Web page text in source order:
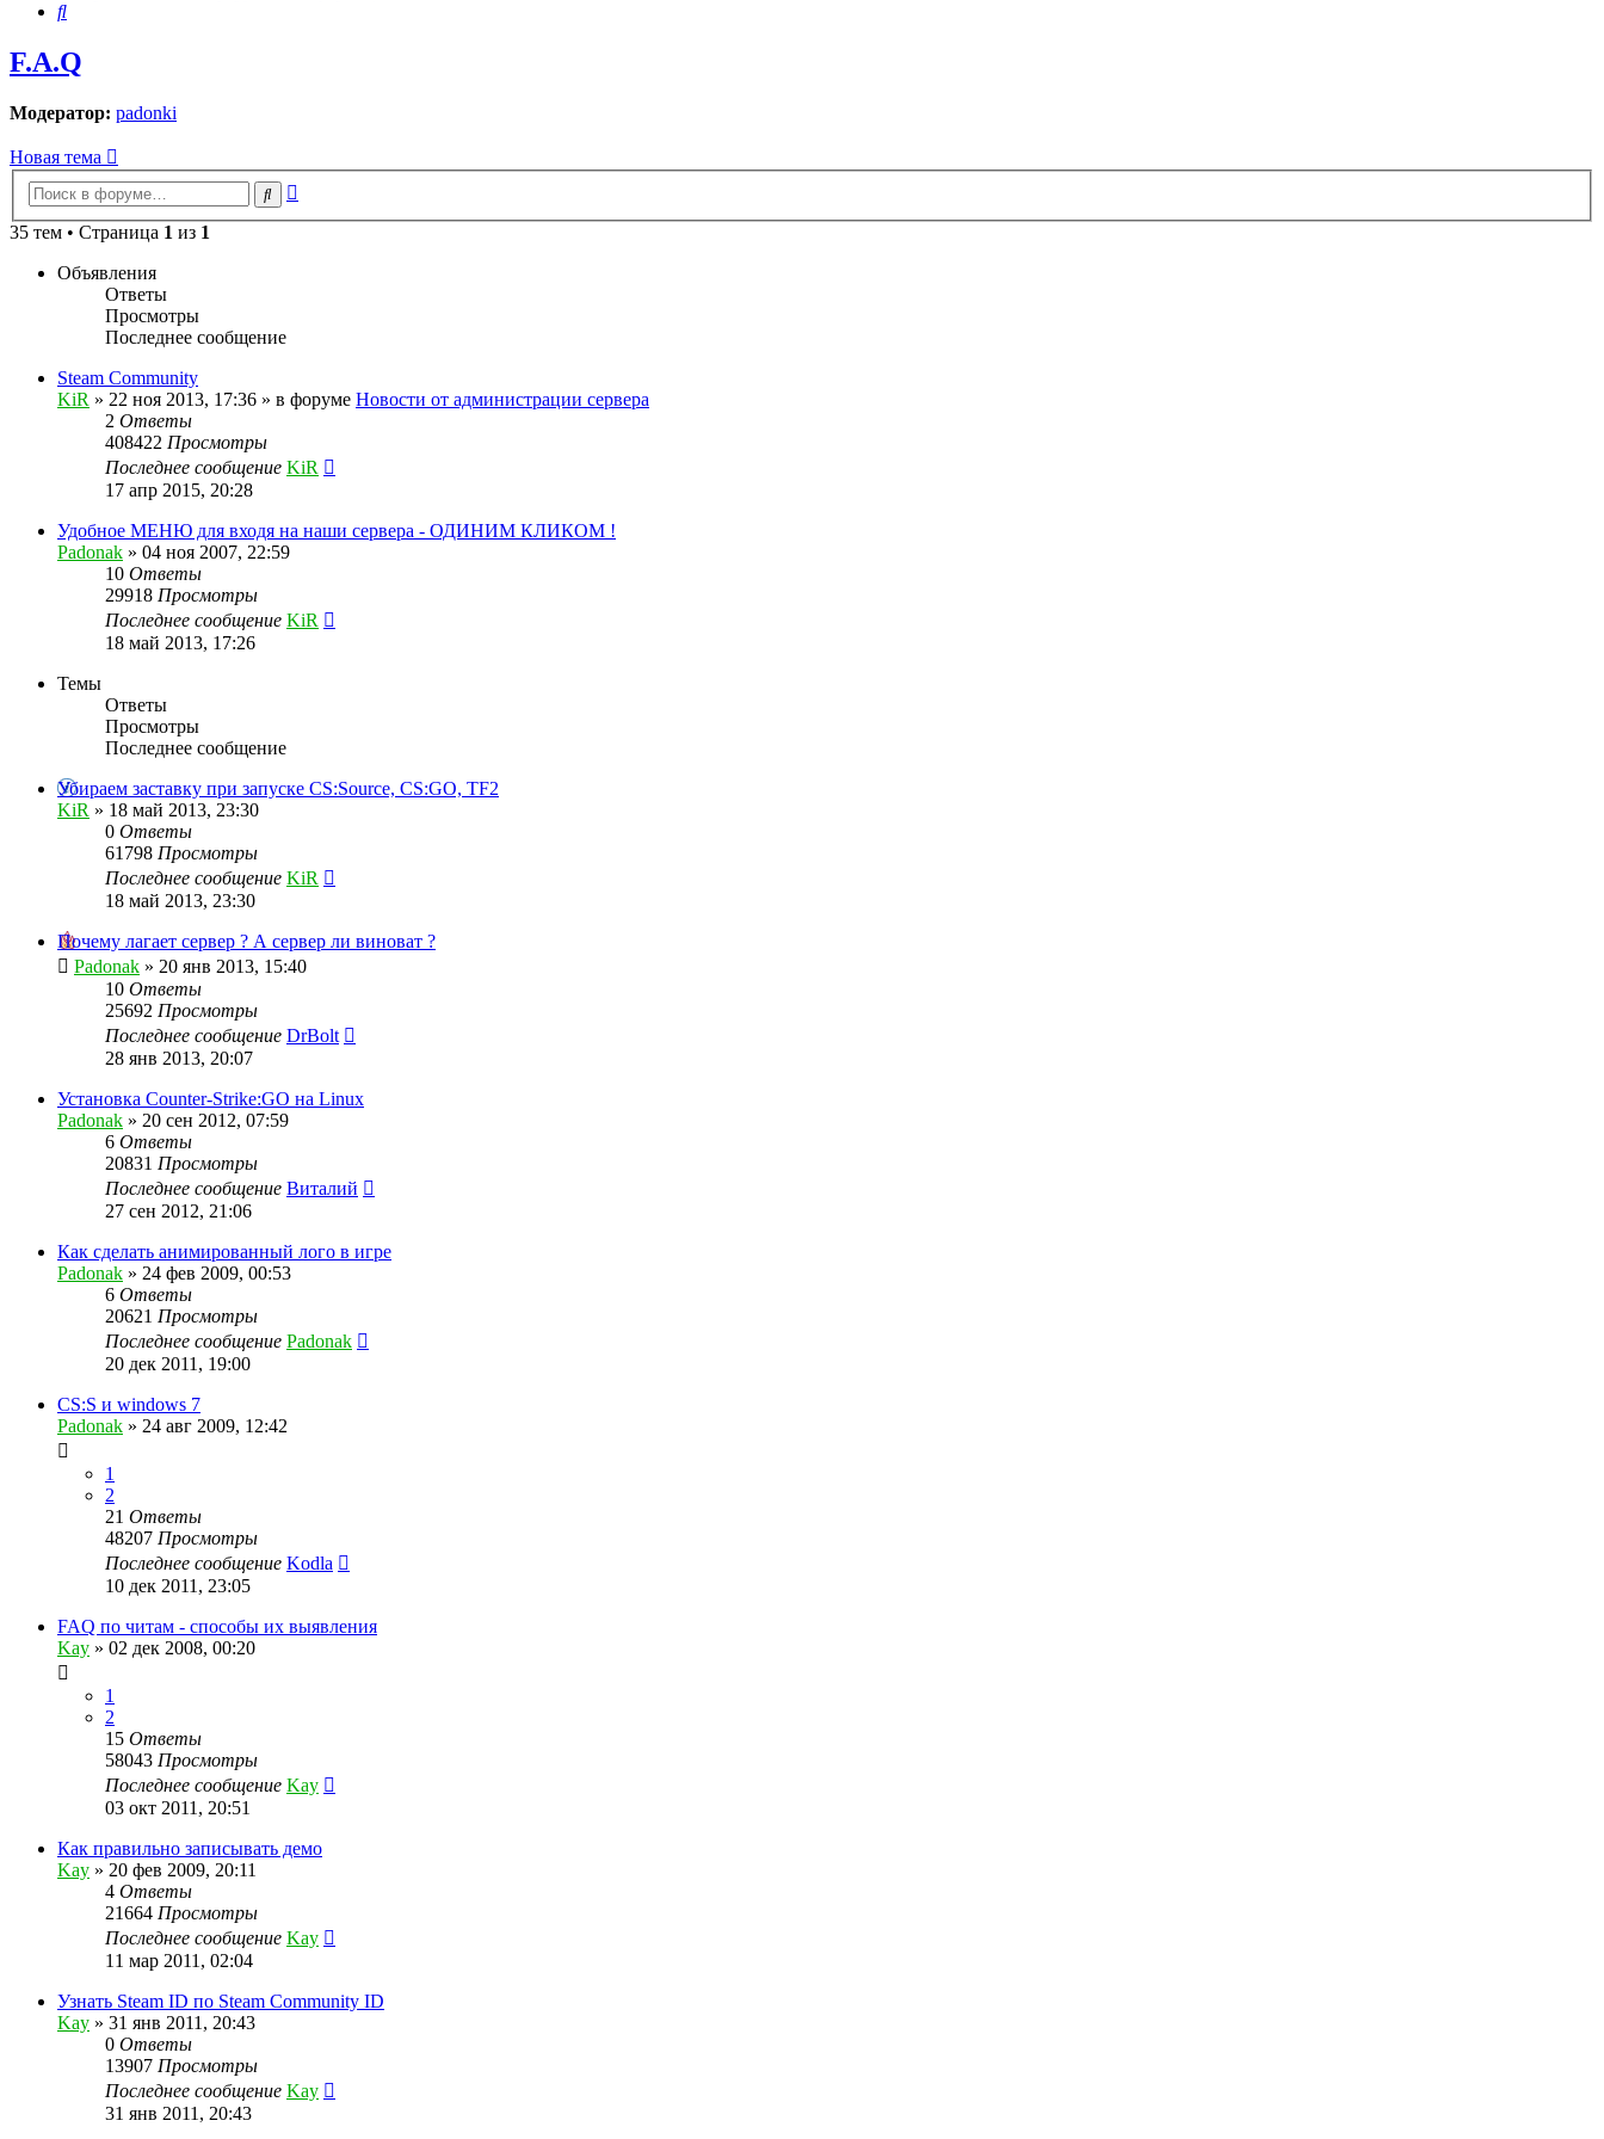
Поиск
F.A.Q
Модератор: padonki
Новая тема
Поиск
35 тем • Страница 1 из 1
Объявления
Ответы
Просмотры
Последнее сообщение
Steam Community
KiR » 22 ноя 2013, 17:36 » в форуме Новости от администрации сервера
2 Ответы
408422 Просмотры
Последнее сообщение KiR
17 апр 2015, 20:28
Удобное МЕНЮ для входя на наши сервера - ОДИНИМ КЛИКОМ !
Padonak » 04 ноя 2007, 22:59
10 Ответы
29918 Просмотры
Последнее сообщение KiR
18 май 2013, 17:26
Темы
Ответы
Просмотры
Последнее сообщение
Убираем заставку при запуске CS:Source, CS:GO, TF2
KiR » 18 май 2013, 23:30
0 Ответы
61798 Просмотры
Последнее сообщение KiR
18 май 2013, 23:30
Почему лагает сервер ? А сервер ли виноват ?
Padonak » 20 янв 2013, 15:40
10 Ответы
25692 Просмотры
Последнее сообщение DrBolt
28 янв 2013, 20:07
Установка Counter-Strike:GO на Linux
Padonak » 20 сен 2012, 07:59
6 Ответы
20831 Просмотры
Последнее сообщение Виталий
27 сен 2012, 21:06
Как сделать анимированный лого в игре
Padonak » 24 фев 2009, 00:53
6 Ответы
20621 Просмотры
Последнее сообщение Padonak
20 дек 2011, 19:00
CS:S и windows 7
Padonak » 24 авг 2009, 12:42
1
2
21 Ответы
48207 Просмотры
Последнее сообщение Kodla
10 дек 2011, 23:05
FAQ по читам - способы их выявления
Kay » 02 дек 2008, 00:20
1
2
15 Ответы
58043 Просмотры
Последнее сообщение Kay
03 окт 2011, 20:51
Как правильно записывать демо
Kay » 20 фев 2009, 20:11
4 Ответы
21664 Просмотры
Последнее сообщение Kay
11 мар 2011, 02:04
Узнать Steam ID по Steam Community ID
Kay » 31 янв 2011, 20:43
0 Ответы
13907 Просмотры
Последнее сообщение Kay
31 янв 2011, 20:43